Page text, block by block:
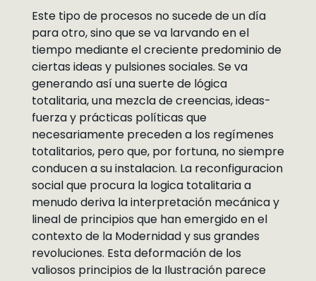
Este tipo de procesos no sucede de un día
para otro, sino que se va larvando en el
tiempo mediante el creciente predominio de
ciertas ideas y pulsiones sociales. Se va
generando así una suerte de lógica
totalitaria, una mezcla de creencias, ideas-
fuerza y prácticas políticas que
necesariamente preceden a los regímenes
totalitarios, pero que, por fortuna, no siempre
conducen a su instalacion. La reconfiguracion
social que procura la logica totalitaria a
menudo deriva la interpretación mecánica y
lineal de principios que han emergido en el
contexto de la Modernidad y sus grandes
revoluciones. Esta deformación de los
valiosos principios de la Ilustración parece